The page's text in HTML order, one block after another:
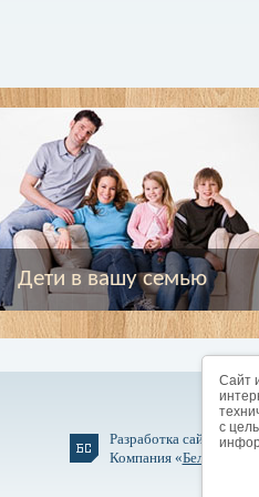
Дети в вашу семью
Разработка сайта
Компания «БелСофт
Сайт
с